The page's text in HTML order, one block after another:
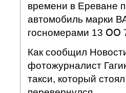
времени в Ереване
автомобиль марки
госномерами 13 ՕՕ
Как сообщил
фотожурналист
такси, который